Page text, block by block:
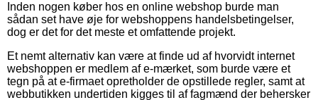
Inden nogen køber hos en online webshop burde man
sådan set have øje for webshoppens handelsbetingelser,
dog er det for det meste et omfattende projekt.
Et nemt alternativ kan være at finde ud af hvorvidt internet
webshoppen er medlem af e-mærket, som burde være et
tegn på at e-firmaet opretholder de opstillede regler, samt at
webbutikken undertiden kigges til af fagmænd der behersker